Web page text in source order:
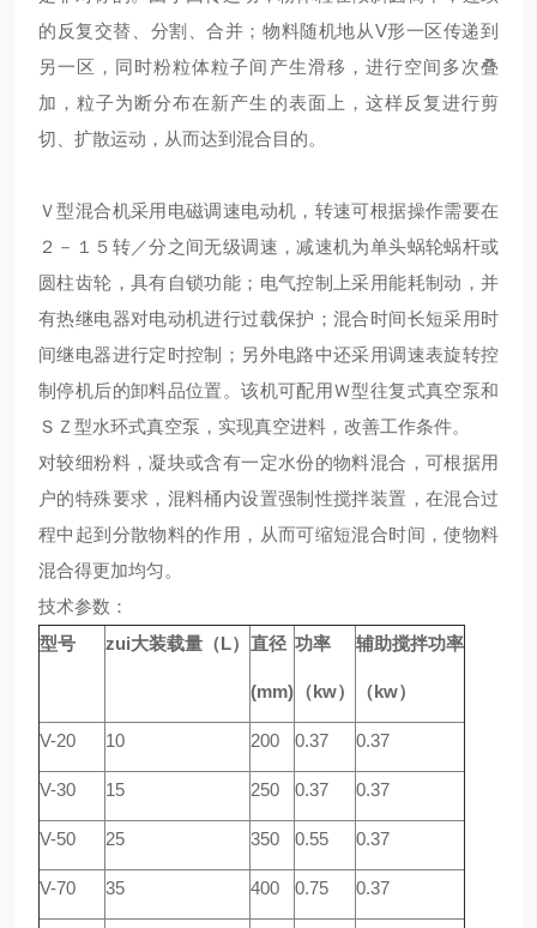
的反复交替、分割、合并；物料随机地从V形一区传递到
另一区，同时粉粒体粒子间产生滑移，进行空间多次叠
加，粒子为断分布在新产生的表面上，这样反复进行剪
切、扩散运动，从而达到混合目的。
Ｖ型混合机采用电磁调速电动机，转速可根据操作需要在
２－１５转／分之间无级调速，减速机为单头蜗轮蜗杆或
圆柱齿轮，具有自锁功能；电气控制上采用能耗制动，并
有热继电器对电动机进行过载保护；混合时间长短采用时
间继电器进行定时控制；另外电路中还采用调速表旋转控
制停机后的卸料品位置。该机可配用Ｗ型往复式真空泵和
ＳＺ型水环式真空泵，实现真空进料，改善工作条件。
对较细粉料，凝块或含有一定水份的物料混合，可根据用
户的特殊要求，混料桶内设置强制性搅拌装置，在混合过
程中起到分散物料的作用，从而可缩短混合时间，使物料
混合得更加均匀。
技术参数：
型号
zui大装载量（L） 直径
(mm)
功率
（kw）
辅助搅拌功率
（kw）
V-20 10 200 0.37 0.37
V-30 15 250 0.37 0.37
V-50 25 350 0.55 0.37
V-70 35 400 0.75 0.37